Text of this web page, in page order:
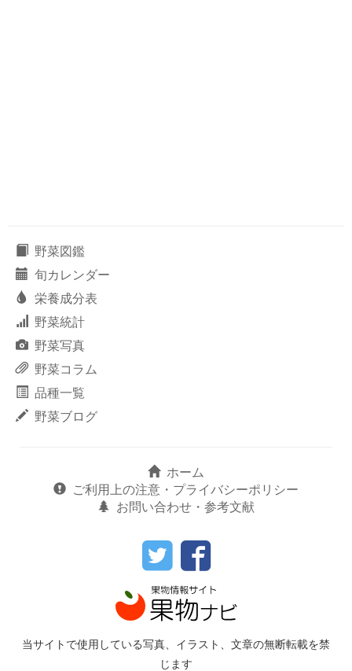
野菜図鑑
旬カレンダー
栄養成分表
野菜統計
野菜写真
野菜コラム
品種一覧
野菜ブログ
ホーム
ご利用上の注意・プライバシーポリシー
お問い合わせ・参考文献
当サイトで使用している写真、イラスト、文章の無断転載を禁
じます